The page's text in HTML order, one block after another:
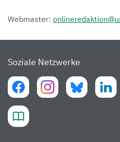
Webmaster:
Soziale Netzwerke